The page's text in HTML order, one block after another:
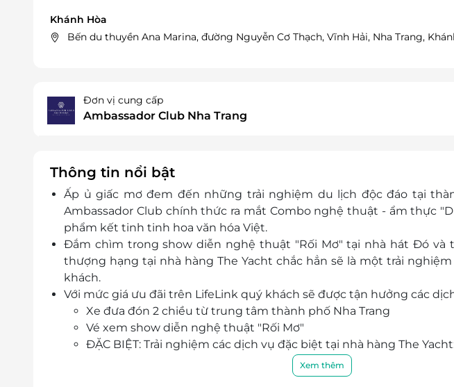
Khánh Hòa
Bến du thuyền Ana Marina, đường Nguyễn Cơ Thạch, Vĩnh Hải, Nha Trang,
Đơn vị cung cấp
Ambassador Club Nha Trang
Thông tin nổi bật
Ấp ủ giấc mơ đem đến những trải nghiệm du lịch độc đáo tại
Ambassador Club chính thức ra mắt Combo nghệ thuật - ẩm thực
phẩm kết tinh tinh hoa văn hóa Việt.
Đắm chìm trong show diễn nghệ thuật "Rối Mơ" tại nhà hát Đó và
thượng hạng tại nhà hàng The Yacht chắc hẳn sẽ là một trải
khách.
Với mức giá ưu đãi trên LifeLink quý khách sẽ được tận hưởng các
Xe đưa đón 2 chiều từ trung tâm thành phố Nha Trang
Vé xem show diễn nghệ thuật "Rối Mơ"
ĐẶC BIỆT: Trải nghiệm các dịch vụ đặc biệt tại nhà hàng The
Buffet thượng hạng 60+ món ăn Á-Âu.
Chương trình giải trí sôi động cùng liveband, DJ và vũ công.
Xem thêm